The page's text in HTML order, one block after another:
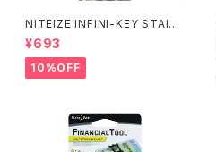
NITEIZE INFINI-KEY STAINL
ESS / シルバー
¥693
10%OFF